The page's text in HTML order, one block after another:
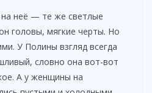
o
неё — те же светлые
головы, мягкие черты. Но
У Полины взгляд всегда
словно она вот-вот
А у женщины на